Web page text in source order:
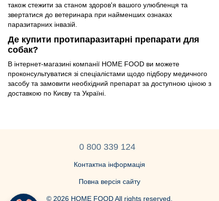
також стежити за станом здоров'я вашого улюбленця та
звертатися до ветеринара при найменших ознаках
паразитарних інвазій.
Де купити протипаразитарні препарати для
собак?
В інтернет-магазині компанії HOME FOOD ви можете
проконсультуватися зі спеціалістами щодо підбору медичного
засобу та замовити необхідний препарат за доступною ціною з
доставкою по Києву та Україні.
0 800 339 124
Контактна інформація
Повна версія сайту
© 2026 HOME FOOD All rights reserved.